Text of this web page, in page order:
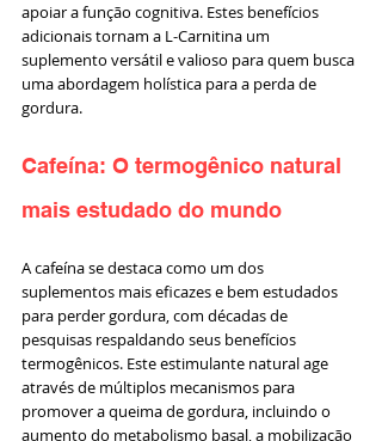
apoiar a função cognitiva. Estes benefícios
adicionais tornam a L-Carnitina um
suplemento versátil e valioso para quem busca
uma abordagem holística para a perda de
gordura.
Cafeína: O termogênico natural
mais estudado do mundo
A cafeína se destaca como um dos
suplementos mais eficazes e bem estudados
para perder gordura, com décadas de
pesquisas respaldando seus benefícios
termogênicos. Este estimulante natural age
através de múltiplos mecanismos para
promover a queima de gordura, incluindo o
aumento do metabolismo basal, a mobilização